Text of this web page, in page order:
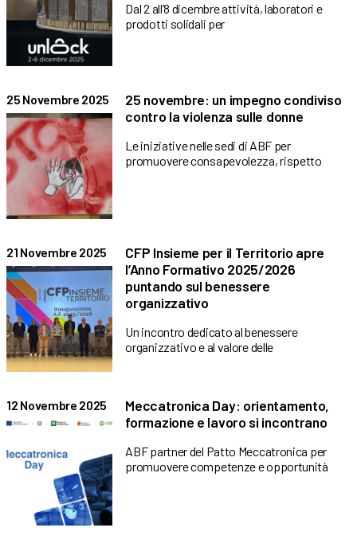
Dal 2 all’8 dicembre attività, laboratori e
prodotti solidali per
25 Novembre 2025
25 novembre: un impegno condiviso
contro la violenza sulle donne
Le iniziative nelle sedi di ABF per
promuovere consapevolezza, rispetto
21 Novembre 2025
CFP Insieme per il Territorio apre
l’Anno Formativo 2025/2026
puntando sul benessere
organizzativo
Un incontro dedicato al benessere
organizzativo e al valore delle
12 Novembre 2025
Meccatronica Day: orientamento,
formazione e lavoro si incontrano
ABF partner del Patto Meccatronica per
promuovere competenze e opportunità